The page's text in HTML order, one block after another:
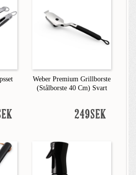
Weber Premium Grillborste
(Stålborste 40 Cm) Svart
249SEK